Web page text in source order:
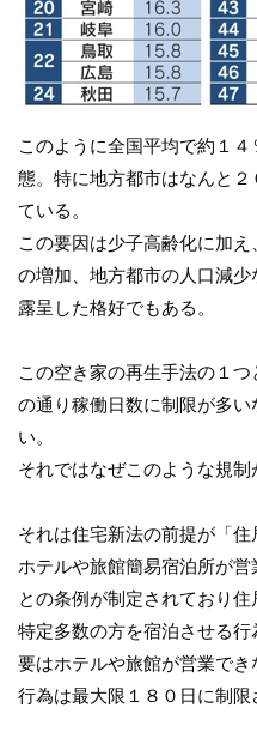
このように全国平均で約１
態。特に地方都市はなんと
ている。
この要因は少子高齢化に加
の増加、地方都市の人口減
露呈した格好でもある。
この空き家の再生手法の１
の通り稼働日数に制限が多
い。
それではなぜこのような規制
それは住宅新法の前提が「住
ホテルや旅館簡易宿泊所が
との条例が制定されており
特定多数の方を宿泊させる行
要はホテルや旅館が営業で
行為は最大限１８０日に制限